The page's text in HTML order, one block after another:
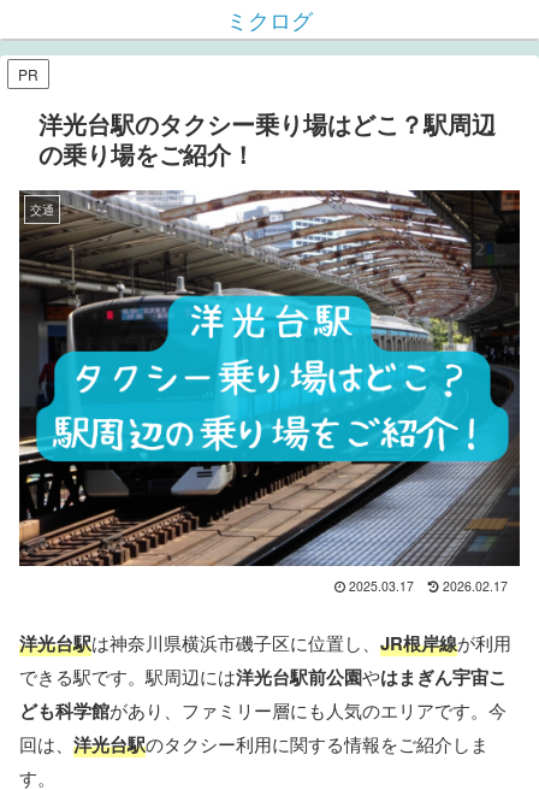
ミクログ
PR
洋光台駅のタクシー乗り場はどこ？駅周辺
の乗り場をご紹介！
交通
2025.03.17 2026.02.17
洋光台駅は神奈川県横浜市磯子区に位置し、 JR根岸線が利用
できる駅です。駅周辺には洋光台駅前公園やはまぎん宇宙こ
ども科学館があり、ファミリー層にも人気のエリアです。今
回は、 洋光台駅のタクシー利用に関する情報をご紹介しま
す。